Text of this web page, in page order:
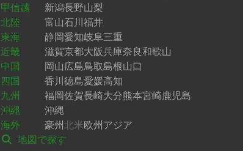
甲信越
新潟長野山梨
北陸
富山石川福井
東海
静岡愛知岐阜三重
近畿
滋賀京都大阪兵庫奈良和歌山
中国
岡山広島鳥取島根山口
四国
香川徳島愛媛高知
九州
福岡佐賀長崎大分熊本宮崎鹿児島
沖縄
沖縄
海外
豪州北米欧州アジア
地図で探す